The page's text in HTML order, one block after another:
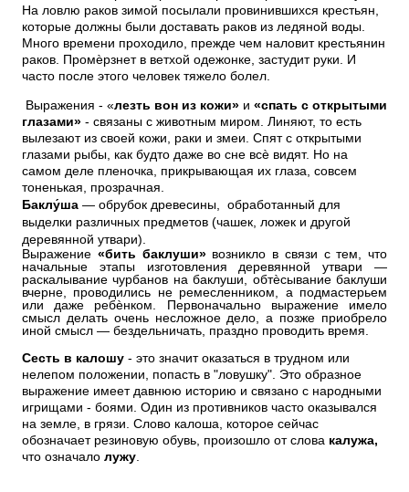
На ловлю раков зимой посылали провинившихся крестьян,
которые должны были доставать раков из ледяной воды.
Много времени проходило, прежде чем наловит крестьянин
раков. Промѐрзнет в ветхой одежонке, застудит руки. И
часто после этого человек тяжело болел.
Выражения - «лезть вон из кожи» и «спать с открытыми
глазами» - связаны с животным миром. Линяют, то есть
вылезают из своей кожи, раки и змеи. Спят с открытыми
глазами рыбы, как будто даже во сне всѐ видят. Но на
самом деле пленочка, прикрывающая их глаза, совсем
тоненькая, прозрачная.
Баклу́ша — обрубок древесины, обработанный для
выделки различных предметов (чашек, ложек и другой
деревянной утвари).
Выражение «бить баклуши»возникло в связи с тем, что
начальные этапы изготовления деревянной утвари —
раскалывание чурбанов на баклуши, обтѐсывание баклуши
вчерне, проводились не ремесленником, а подмастерьем
или даже ребѐнком. Первоначально выражение имело
смысл делать очень несложное дело, а позже приобрело
иной смысл — бездельничать, праздно проводить время.
Сесть в калошу - это значит оказаться в трудном или
нелепом положении, попасть в "ловушку". Это образное
выражение имеет давнюю историю и связано с народными
игрищами - боями. Один из противников часто оказывался
на земле, в грязи. Слово калоша, которое сейчас
обозначает резиновую обувь, произошло от слова калужа,
что означало лужу